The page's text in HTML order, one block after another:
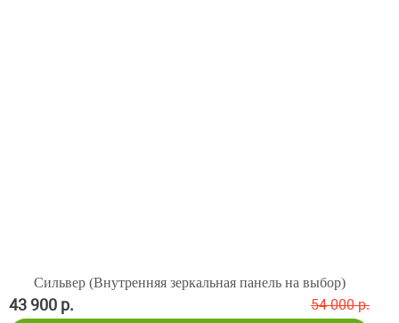
Сильвер (Внутренняя зеркальная панель на выбор)
43 900 р.
54 000 р.